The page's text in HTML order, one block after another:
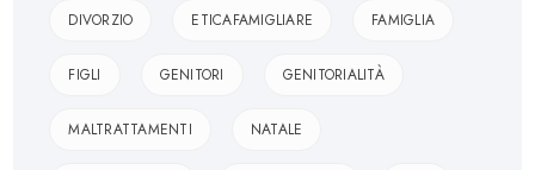
DIVORZIO ETICAFAMIGLIARE FAMIGLIA
FIGLI GENITORI GENITORIALITÀ
MALTRATTAMENTI NATALE